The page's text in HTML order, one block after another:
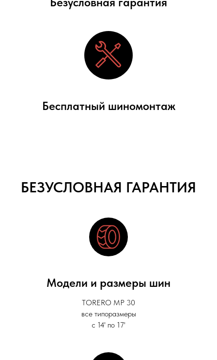
Бесплатный шиномонтаж
БЕЗУСЛОВНАЯ ГАРАНТИЯ
Модели и размеры шин
TORERO MP 30
все типоразмеры
с 14' по 17'